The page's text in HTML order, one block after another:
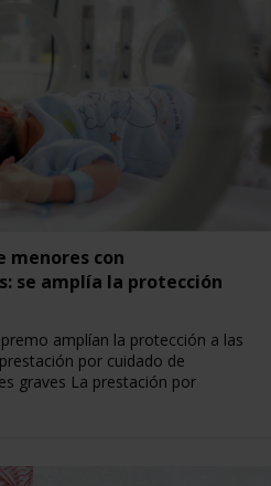
menores con
se amplía la protección
amplían la protección a las
por cuidado de
graves La prestación por